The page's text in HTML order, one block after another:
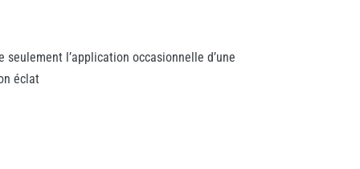
l’application occasionnelle d’une
éclat